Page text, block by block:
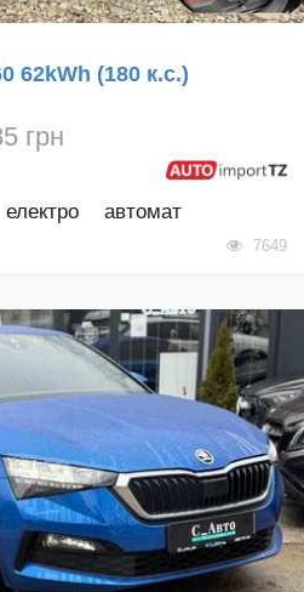
62kWh (180 к.с.)
грн
електро автомат
7649